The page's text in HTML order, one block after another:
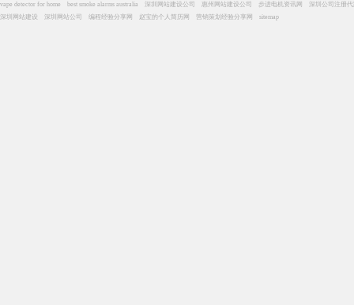
vape detector for home best smoke alarms australia 深圳网站建设公司 惠州网站建设公司 步进电机资讯网
深圳公司注册
深圳网站建设
深圳网站公司 编程经验分享网 赵宝的个人简历网 营销策划经验分享网 sitemap